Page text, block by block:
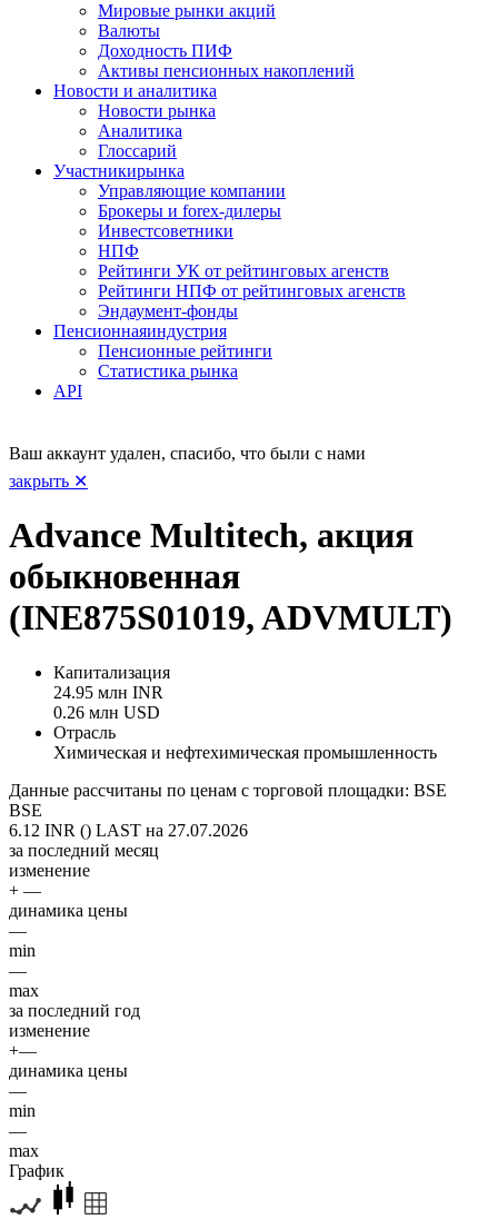
Мировые рынки акций
Валюты
Доходность ПИФ
Активы пенсионных накоплений
Новости и аналитика
Новости рынка
Аналитика
Глоссарий
Участникирынка
Управляющие компании
Брокеры и forex-дилеры
Инвестсоветники
НПФ
Рейтинги УК от рейтинговых агенств
Рейтинги НПФ от рейтинговых агенств
Эндаумент-фонды
Пенсионнаяиндустрия
Пенсионные рейтинги
Статистика рынка
API
Ваш аккаунт удален, спасибо, что были с нами
закрыть ✕
Advance Multitech, акция
обыкновенная
(INE875S01019, ADVMULT)
Капитализация
24.95 млн INR
0.26 млн USD
Отрасль
Химическая и нефтехимическая промышленность
Данные рассчитаны по ценам с торговой площадки: BSE
BSE
6.12 INR () LAST на 27.07.2026
за последний месяц
изменение
+ —
динамика цены
—
min
—
max
за последний год
изменение
+—
динамика цены
—
min
—
max
График